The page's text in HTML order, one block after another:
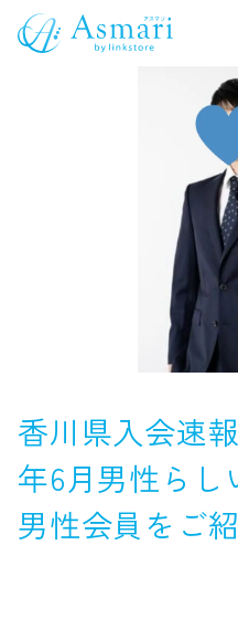
香川県入会速
年6月男性らし
男性会員をご